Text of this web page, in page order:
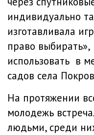
индивидуально
изготавливала
право
использовать в
садов села
На протяжении
молодежь
людьми, среди